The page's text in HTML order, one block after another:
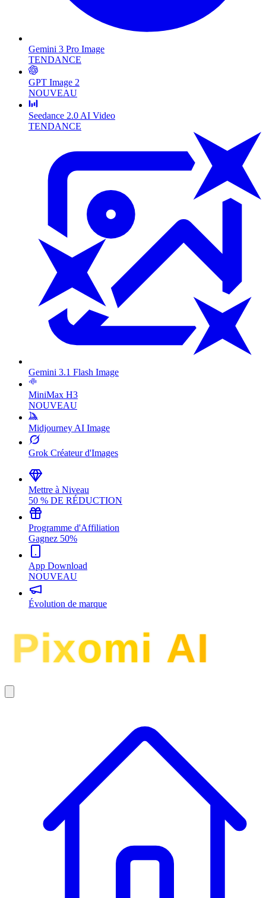
Gemini 3 Pro Image
TENDANCE
GPT Image 2
NOUVEAU
Seedance 2.0 AI Video
TENDANCE
Gemini 3.1 Flash Image
MiniMax H3
NOUVEAU
Midjourney AI Image
Grok Créateur d'Images
Mettre à Niveau
50 % DE RÉDUCTION
Programme d'Affiliation
Gagnez 50%
App Download
NOUVEAU
Évolution de marque